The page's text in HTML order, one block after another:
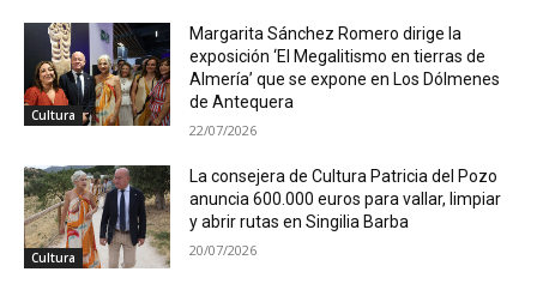
Cultura
Margarita Sánchez Romero dirige la
exposición ‘El Megalitismo en tierras de
Almería’ que se expone en Los Dólmenes
de Antequera
22/07/2026
Cultura
La consejera de Cultura Patricia del Pozo
anuncia 600.000 euros para vallar, limpiar
y abrir rutas en Singilia Barba
20/07/2026